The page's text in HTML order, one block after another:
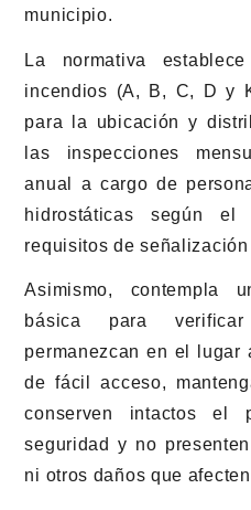
municipio.
La normativa
incendios (A, B, C, D y
para la ubicación y
las inspecciones
anual a cargo de
hidrostáticas según
requisitos de
Asimismo, contempla
básica para
permanezcan en el lugar
de fácil acceso,
conserven intactos
seguridad y no
ni otros daños que